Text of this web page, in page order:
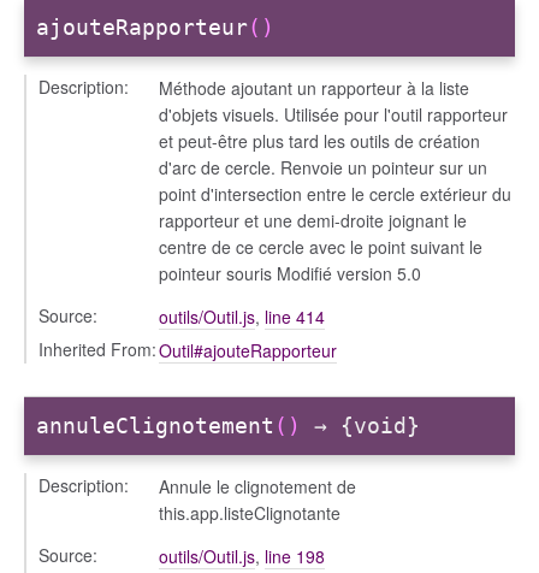
ajouteRapporteur()
Description:
Méthode ajoutant un rapporteur à la liste
d'objets visuels. Utilisée pour l'outil rapporteur
et peut-être plus tard les outils de création
d'arc de cercle. Renvoie un pointeur sur un
point d'intersection entre le cercle extérieur du
rapporteur et une demi-droite joignant le
centre de ce cercle avec le point suivant le
pointeur souris Modifié version 5.0
Source:
outils/Outil.js, line 414
Inherited From:Outil#ajouteRapporteur
annuleClignotement () → {void}
Description:
Annule le clignotement de
this.app.listeClignotante
Source:
outils/Outil.js, line 198